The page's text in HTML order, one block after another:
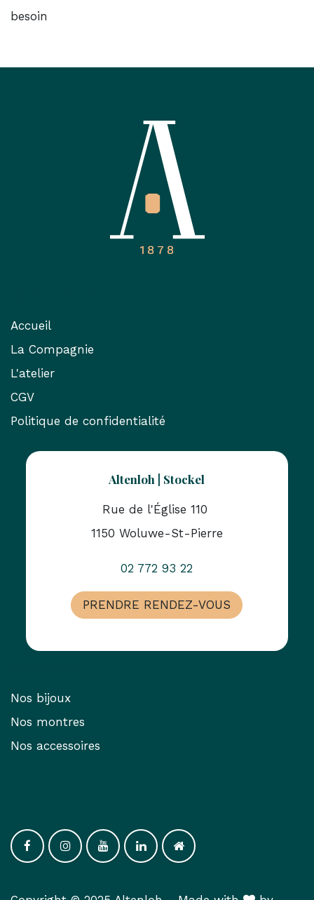
besoin
Accueil
La Compagnie
L'atelier
CGV
Politique de confidentialité
Altenloh | Stockel
Rue de l'Église 110
1150 Woluwe-St-Pierre
02 772 93 22
PRENDRE RENDEZ-VOUS
Nos bijoux
Nos montres
Nos accessoires